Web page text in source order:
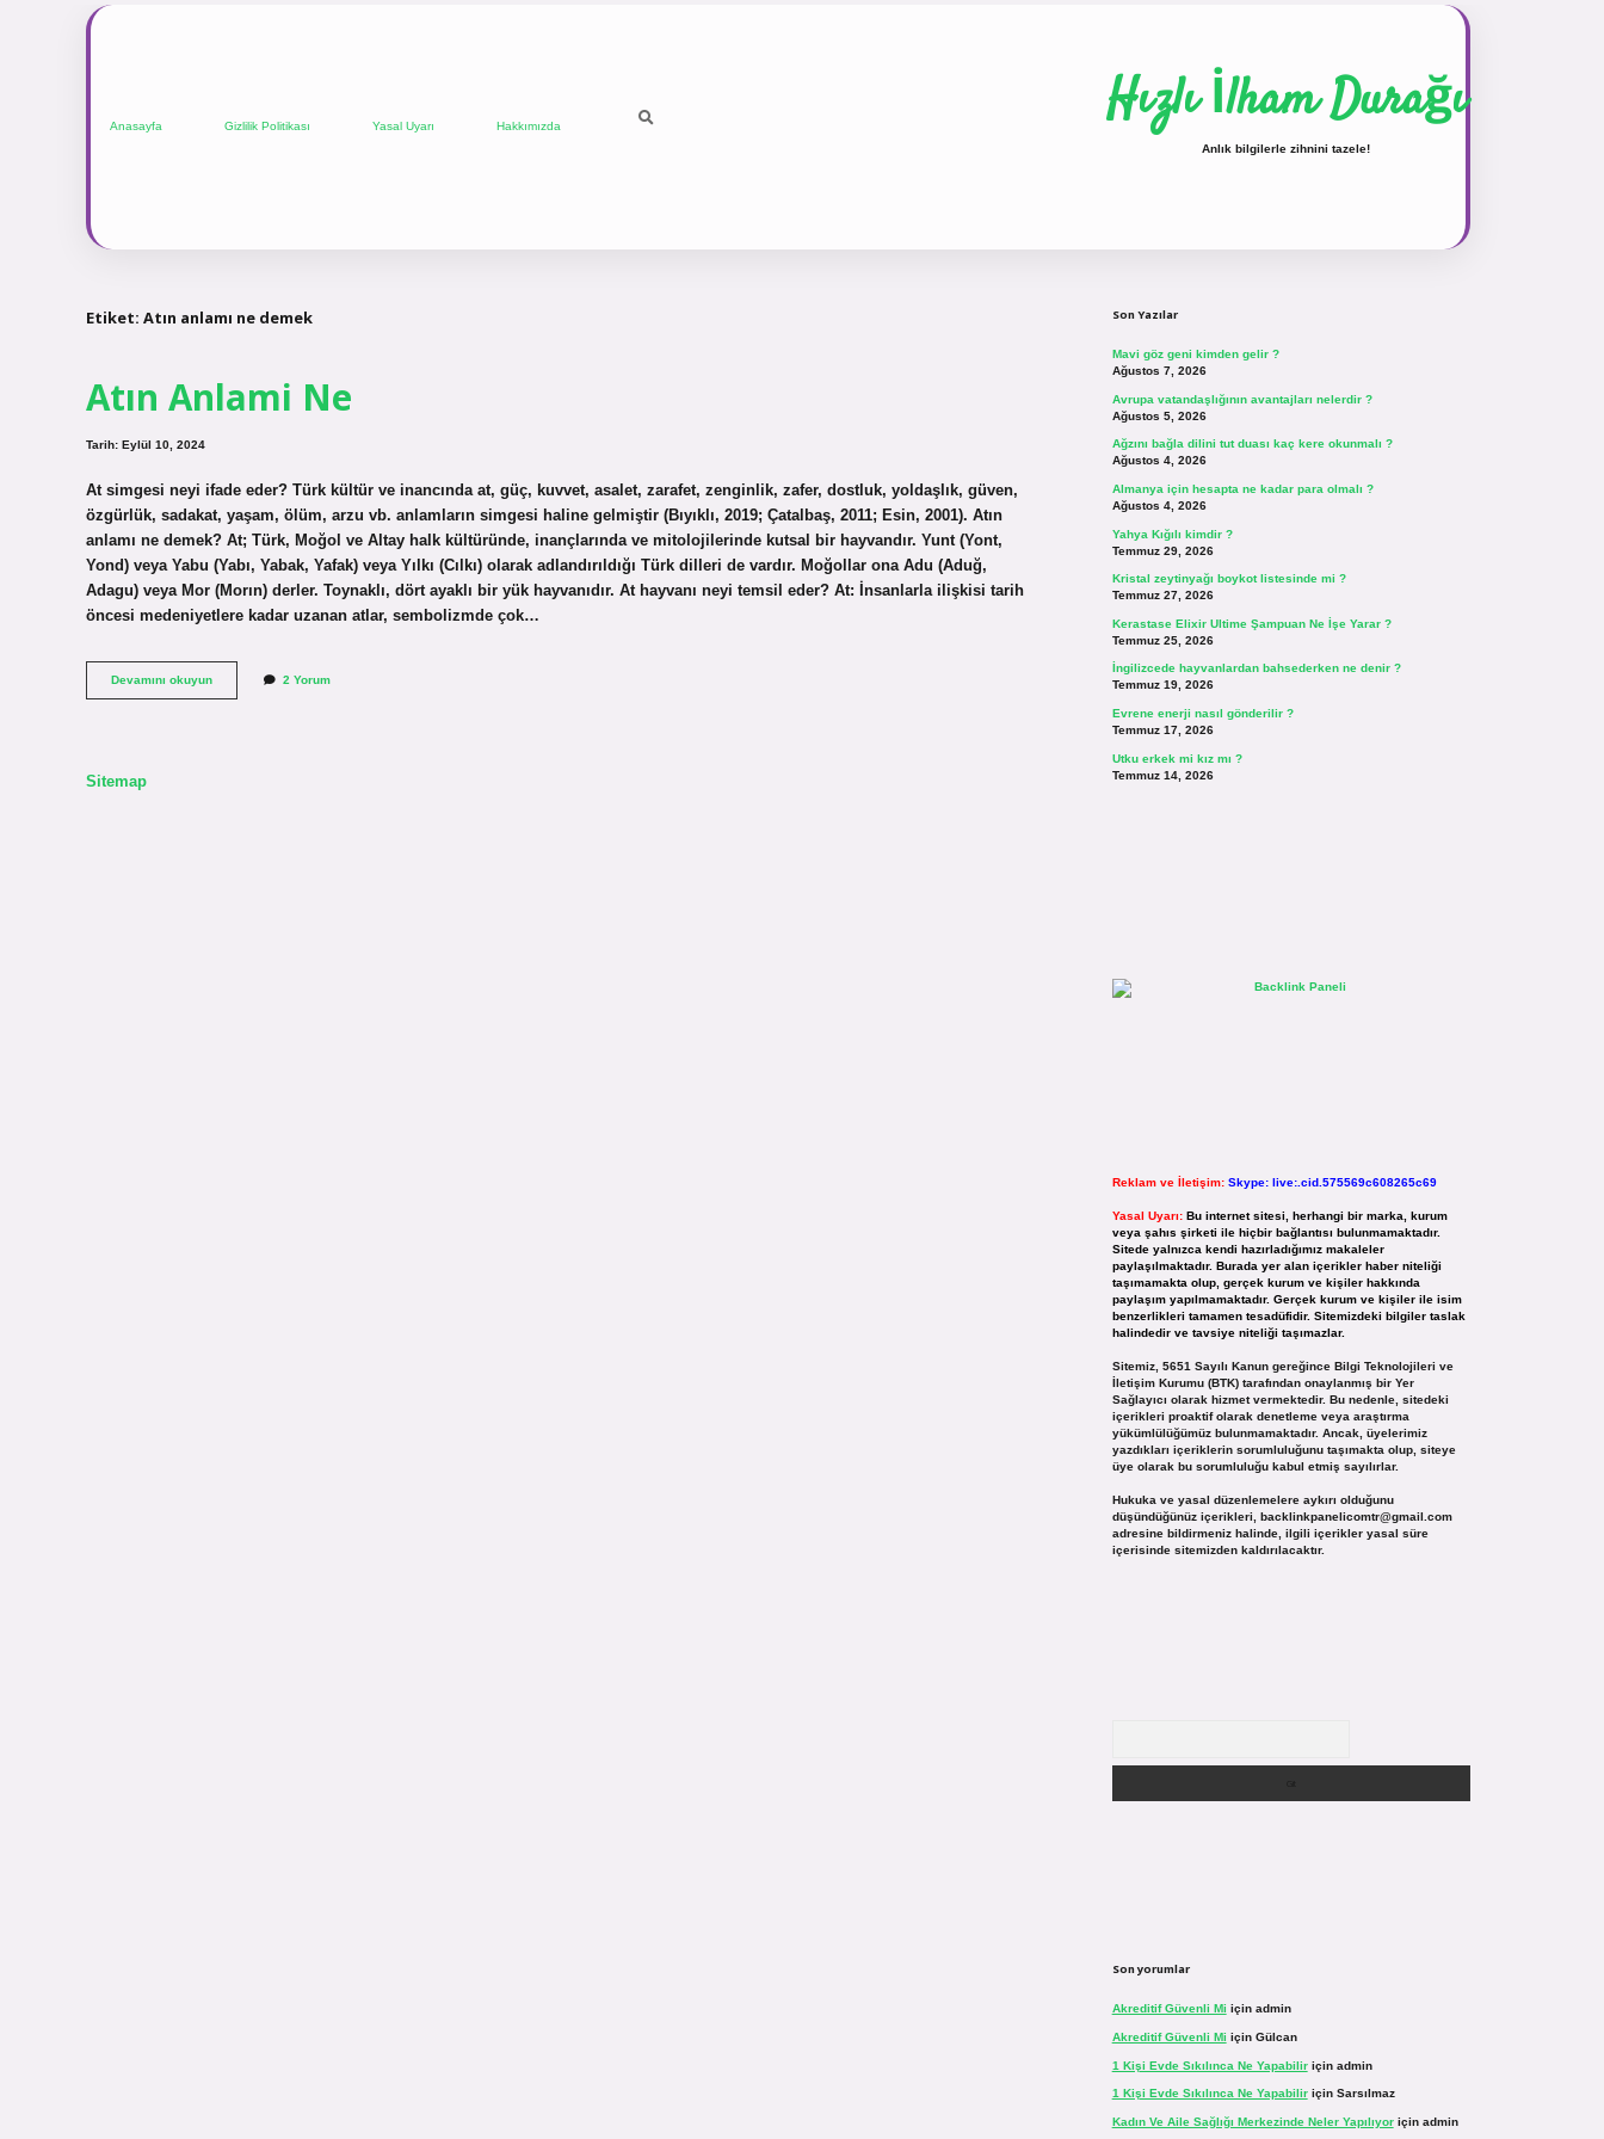
Anasayfa Gizlilik Politikası Yasal Uyarı Hakkımızda Hızlı İlham Durağı
Anlık bilgilerle zihnini tazele!
Etiket: Atın anlamı ne demek
Atın Anlami Ne
Tarih: Eylül 10, 2024
At simgesi neyi ifade eder? Türk kültür ve inancında at, güç, kuvvet, asalet, zarafet, zenginlik, zafer, dostluk, yoldaşlık, güven,
özgürlük, sadakat, yaşam, ölüm, arzu vb. anlamların simgesi haline gelmiştir (Bıyıklı, 2019; Çatalbaş, 2011; Esin, 2001). Atın
anlamı ne demek? At; Türk, Moğol ve Altay halk kültüründe, inançlarında ve mitolojilerinde kutsal bir hayvandır. Yunt (Yont,
Yond) veya Yabu (Yabı, Yabak, Yafak) veya Yılkı (Cılkı) olarak adlandırıldığı Türk dilleri de vardır. Moğollar ona Adu (Aduğ,
Adagu) veya Mor (Morın) derler. Toynaklı, dört ayaklı bir yük hayvanıdır. At hayvanı neyi temsil eder? At: İnsanlarla ilişkisi tarih
öncesi medeniyetlere kadar uzanan atlar, sembolizmde çok…
Devamını okuyunAtın
Anlami
2 Yorum
Sitemap
Son Yazılar
Mavi göz geni kimden gelir ?
Ağustos 7, 2026
Avrupa vatandaşlığının avantajları nelerdir ?
Ağustos 5, 2026
Ağzını bağla dilini tut duası kaç kere okunmalı ?
Ağustos 4, 2026
Almanya için hesapta ne kadar para olmalı ?
Ağustos 4, 2026
Yahya Kığılı kimdir ?
Temmuz 29, 2026
Kristal zeytinyağı boykot listesinde mi ?
Temmuz 27, 2026
Kerastase Elixir Ultime Şampuan Ne İşe Yarar ?
Temmuz 25, 2026
İngilizcede hayvanlardan bahsederken ne denir ?
Temmuz 19, 2026
Evrene enerji nasıl gönderilir ?
Temmuz 17, 2026
Utku erkek mi kız mı ?
Temmuz 14, 2026
Reklam ve İletişim: Skype: live:.cid.575569c608265c69
Yasal Uyarı: Bu internet sitesi, herhangi bir marka, kurum
veya şahıs şirketi ile hiçbir bağlantısı bulunmamaktadır.
Sitede yalnızca kendi hazırladığımız makaleler
paylaşılmaktadır. Burada yer alan içerikler haber niteliği
taşımamakta olup, gerçek kurum ve kişiler hakkında
paylaşım yapılmamaktadır. Gerçek kurum ve kişiler ile isim
benzerlikleri tamamen tesadüfidir. Sitemizdeki bilgiler taslak
halindedir ve tavsiye niteliği taşımazlar.
Sitemiz, 5651 Sayılı Kanun gereğince Bilgi Teknolojileri ve
İletişim Kurumu (BTK) tarafından onaylanmış bir Yer
Sağlayıcı olarak hizmet vermektedir. Bu nedenle, sitedeki
içerikleri proaktif olarak denetleme veya araştırma
yükümlülüğümüz bulunmamaktadır. Ancak, üyelerimiz
yazdıkları içeriklerin sorumluluğunu taşımakta olup, siteye
üye olarak bu sorumluluğu kabul etmiş sayılırlar.
Hukuka ve yasal düzenlemelere aykırı olduğunu
düşündüğünüz içerikleri, backlinkpanelicomtr@gmail.com
adresine bildirmeniz halinde, ilgili içerikler yasal süre
içerisinde sitemizden kaldırılacaktır.
Son yorumlar
Akreditif Güvenli Mi için admin
Akreditif Güvenli Mi için Gülcan
1 Kişi Evde Sıkılınca Ne Yapabiliriçin admin
1 Kişi Evde Sıkılınca Ne Yapabiliriçin Sarsılmaz
Kadın Ve Aile Sağlığı Merkezinde Neler Yapılıyoriçin admin